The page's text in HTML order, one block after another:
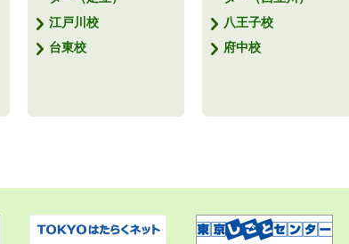
江戸川校
台東校
八王子校
府中校